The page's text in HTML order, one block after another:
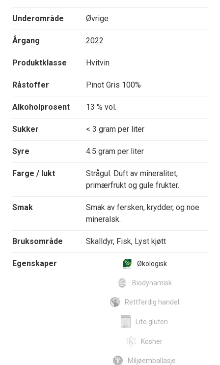
Underområde Øvrige
Årgang 2022
Produktklasse Hvitvin
Råstoffer Pinot Gris 100%
Alkoholprosent 13 % vol.
Sukker < 3 gram per liter
Syre 4.5 gram per liter
Farge / lukt
Strågul. Duft av mineralitet,
primærfrukt og gule frukter.
Smak
Smak av fersken, krydder, og noe
mineralsk.
Bruksområde Skalldyr, Fisk, Lyst kjøtt
Egenskaper Økologisk
Biodynamisk
Rettferdig handel
Lite gluten
Kosher
Miljøemballasje